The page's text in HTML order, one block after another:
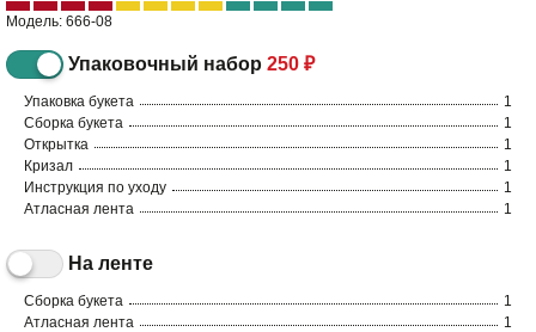
Модель: 666-08
Упаковочный набор 250 ₽
Упаковка букета
1
Сборка букета
1
Открытка
1
Кризал
1
Инструкция по уходу
1
Атласная лента
1
На ленте
Сборка букета
1
Атласная лента
1